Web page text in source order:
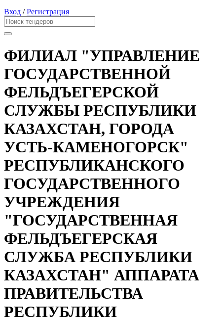
Вход /Регистрация
ФИЛИАЛ "УПРАВЛЕНИЕ
ГОСУДАРСТВЕННОЙ
ФЕЛЬДЪЕГЕРСКОЙ
СЛУЖБЫ РЕСПУБЛИКИ
КАЗАХСТАН, ГОРОДА
УСТЬ-КАМЕНОГОРСК"
РЕСПУБЛИКАНСКОГО
ГОСУДАРСТВЕННОГО
УЧРЕЖДЕНИЯ
"ГОСУДАРСТВЕННАЯ
ФЕЛЬДЪЕГЕРСКАЯ
СЛУЖБА РЕСПУБЛИКИ
КАЗАХСТАН" АППАРАТА
ПРАВИТЕЛЬСТВА
РЕСПУБЛИКИ